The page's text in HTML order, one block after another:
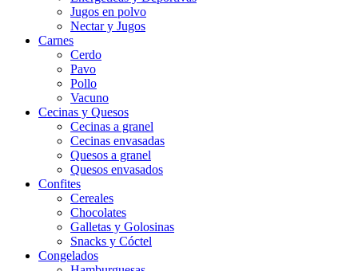
Jugos en polvo
Nectar y Jugos
Carnes
Cerdo
Pavo
Pollo
Vacuno
Cecinas y Quesos
Cecinas a granel
Cecinas envasadas
Quesos a granel
Quesos envasados
Confites
Cereales
Chocolates
Galletas y Golosinas
Snacks y Cóctel
Congelados